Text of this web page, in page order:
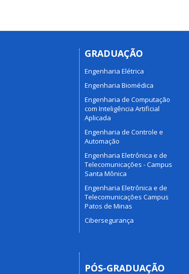
GRADUAÇÃO
Engenharia Elétrica
Engenharia Biomédica
Engenharia de Computação
com Inteligência Artificial
Aplicada
Engenharia de Controle e
Automação
Engenharia Eletrônica e de
Telecomunicações - Campus
Santa Mônica
Engenharia Eletrônica e de
Telecomunicações Campus
Patos de Minas
Cibersegurança
PÓS-GRADUAÇÃO